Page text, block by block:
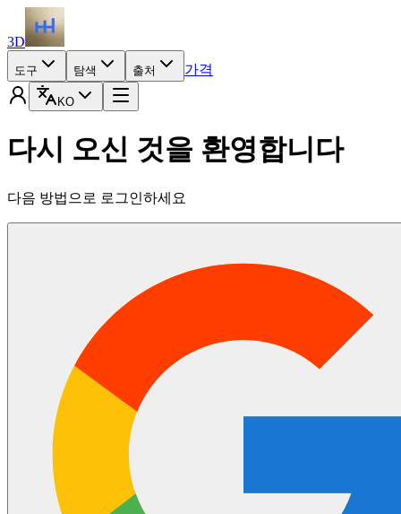
3D
도구 탐색 출처 가격
KO
다시 오신 것을 환영합니다
다음 방법으로 로그인하세요